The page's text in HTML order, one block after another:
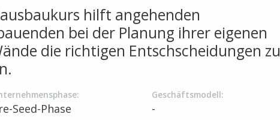
hilft angehenden
bei der Planung ihrer eigenen
die richtigen Entschscheidungen zu
Seed-Phase
Geschäftsmodell:
-